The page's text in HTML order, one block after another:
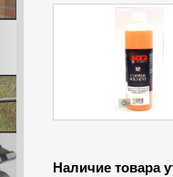
Наличие товара